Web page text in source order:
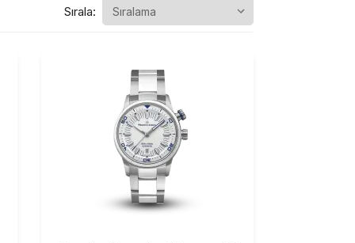
Sırala: